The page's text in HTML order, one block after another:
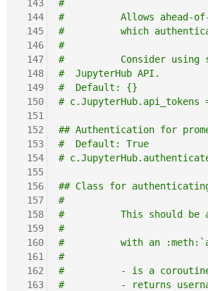
143
144
145
146
147
148
149
150
151
152
153
154
155
156
157
158
159
160
161
162
163
#
#          Allows ahead-of-
#          which
#
#          Consider using
#  JupyterHub API.
#  Default: {}
# c.JupyterHub.api_tokens
## Authentication for
#  Default: True
#
## Class for
#
#          This should be a
#
#          with an
#
#          - is a coroutine
#          - returns